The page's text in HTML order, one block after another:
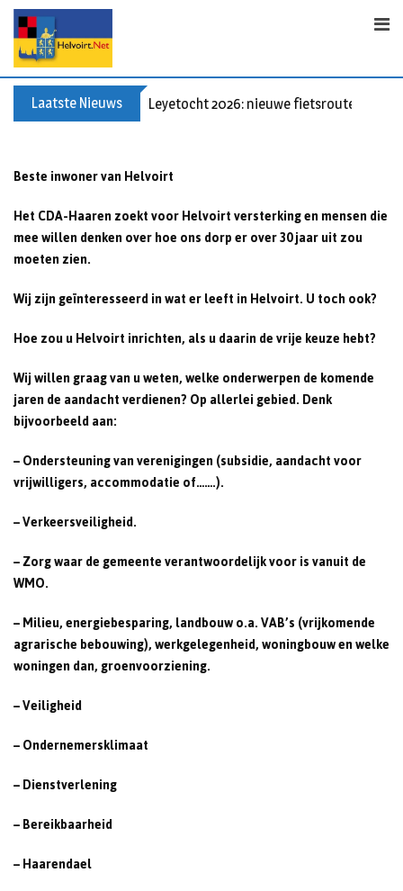
p
Laatste Nieuws Leyetocht 2026: nieuwe fietsroutes
Beste inwoner van Helvoirt
Het CDA-Haaren zoekt voor Helvoirt versterking en mensen die
mee willen denken over hoe ons dorp er over 30 jaar uit zou
moeten zien.
Wij zijn geïnteresseerd in wat er leeft in Helvoirt. U toch ook?
Hoe zou u Helvoirt inrichten, als u daarin de vrije keuze hebt?
Wij willen graag van u weten, welke onderwerpen de komende
jaren de aandacht verdienen? Op allerlei gebied. Denk
bijvoorbeeld aan:
– Ondersteuning van verenigingen (subsidie, aandacht voor
vrijwilligers, accommodatie of…….).
– Verkeersveiligheid.
– Zorg waar de gemeente verantwoordelijk voor is vanuit de
WMO.
– Milieu, energiebesparing, landbouw o.a. VAB’s (vrijkomende
agrarische bebouwing), werkgelegenheid, woningbouw en welke
woningen dan, groenvoorziening.
– Veiligheid
– Ondernemersklimaat
– Dienstverlening
– Bereikbaarheid
– Haarendael